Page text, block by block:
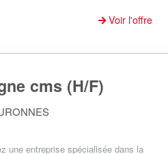
Voir l'offre
cms (H/F)
une entreprise spécialisée dans la